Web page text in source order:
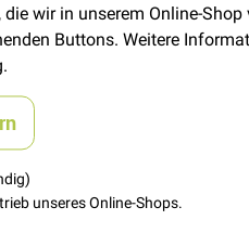
wir in unserem Online-Shop
Buttons. Weitere
.
unseres Online-Shops.